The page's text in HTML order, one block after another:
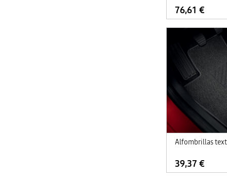
76,61 €
Alfombrillas
39,37 €